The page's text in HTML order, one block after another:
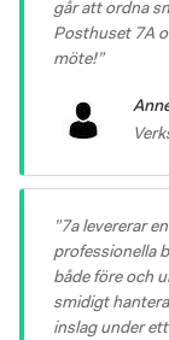
går att ordna
Posthuset 7A
möte!”
”7a levererar
professionella
både före och
smidigt
inslag under